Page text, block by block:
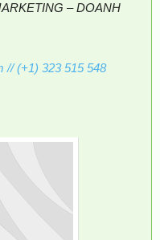
– DOANH
// (+1) 323 515 548